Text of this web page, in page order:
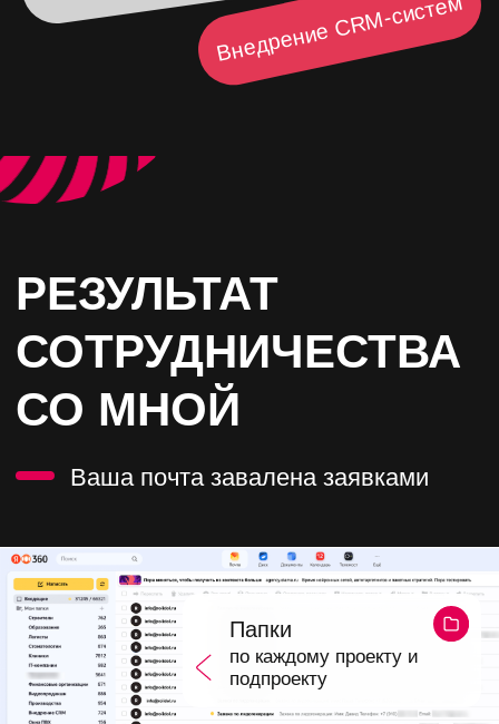
Папки
Заявка
от потенциального
БЛАГОДАРСТВЕННЫЕ
ПИСЬМА
клиентам и спросить о
сотрудничестве с нами, они не
против
Листайте вправо